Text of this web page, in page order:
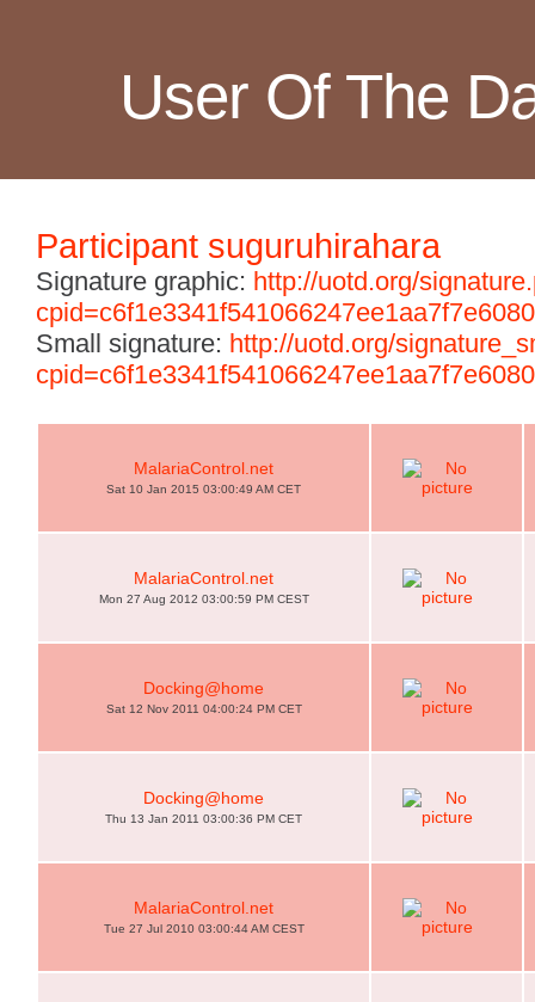
User Of The
Participant suguruhirahara
Signature graphic: http://uotd.org/
cpid=c6f1e3341f541066247ee1aa7f7e6080
Small signature: http://uotd.org/
cpid=c6f1e3341f541066247ee1aa7f7e6080
MalariaControl.net
Sat 10 Jan 2015 03:00:49 AM CET
MalariaControl.net
Mon 27 Aug 2012 03:00:59 PM CEST
Docking@home
Sat 12 Nov 2011 04:00:24 PM CET
Docking@home
Thu 13 Jan 2011 03:00:36 PM CET
MalariaControl.net
Tue 27 Jul 2010 03:00:44 AM CEST